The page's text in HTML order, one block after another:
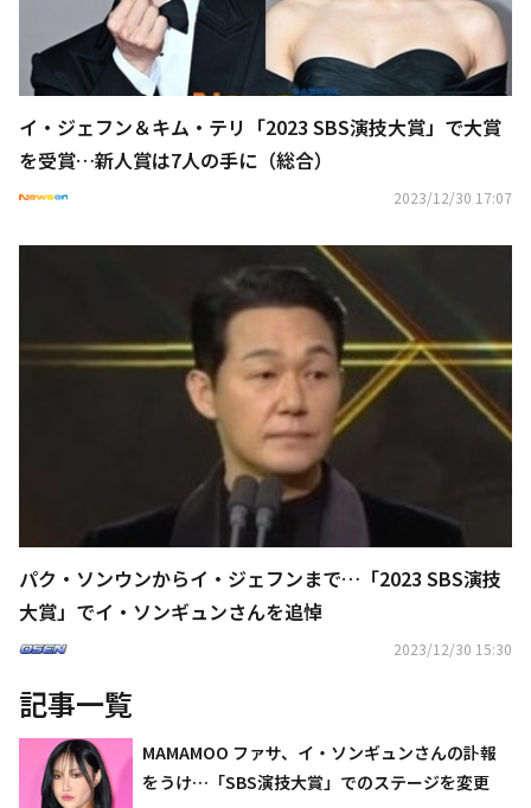
イ・ジェフン＆キム・テリ「2023 SBS演技大賞」で大賞
を受賞…新人賞は7人の手に（総合）
2023/12/30 17:07
パク・ソンウンからイ・ジェフンまで…「2023 SBS演技
大賞」でイ・ソンギュンさんを追悼
2023/12/30 15:30
記事一覧
MAMAMOO ファサ、イ・ソンギュンさんの訃報
をうけ…「SBS演技大賞」でのステージを変更